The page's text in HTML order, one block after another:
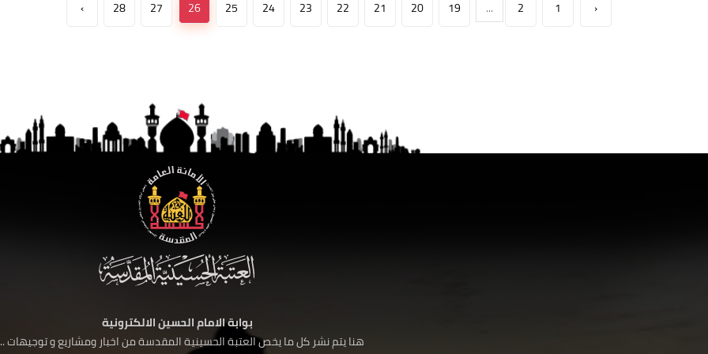
‹
1
2
...
19
20
21
22
23
24
25
26
27
28
›
بوابة الامام الحسين الالكترونية
هنا يتم نشر كل ما يخص العتبة الحسينية المقدسة من اخبار ومشاريع و توجيهات